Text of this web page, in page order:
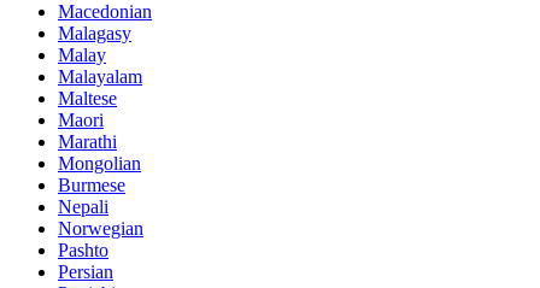
Macedonian
Malagasy
Malay
Malayalam
Maltese
Maori
Marathi
Mongolian
Burmese
Nepali
Norwegian
Pashto
Persian